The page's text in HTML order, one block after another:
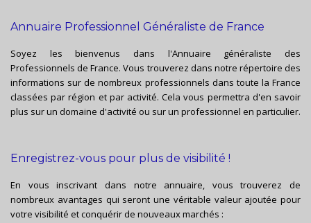
Annuaire Professionnel Généraliste de France
Soyez les bienvenus dans l'Annuaire généraliste des
Professionnels de France. Vous trouverez dans notre répertoire des
informations sur de nombreux professionnels dans toute la France
classées par région et par activité. Cela vous permettra d'en savoir
plus sur un domaine d'activité ou sur un professionnel en particulier.
Enregistrez-vous pour plus de visibilité !
En vous inscrivant dans notre annuaire, vous trouverez de
nombreux avantages qui seront une véritable valeur ajoutée pour
votre visibilité et conquérir de nouveaux marchés :